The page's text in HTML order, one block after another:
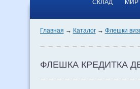
СКЛАД МИР
Главная Каталог Флешки
ФЛЕШКА КРЕДИТКА